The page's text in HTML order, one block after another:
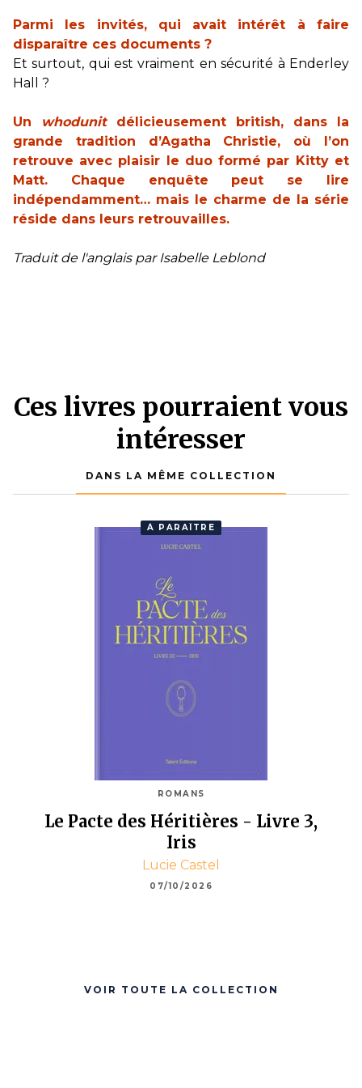
Parmi les invités, qui avait intérêt à faire
disparaître ces documents ?
Et surtout, qui est vraiment en sécurité à Enderley
Hall ?
Un whodunitdélicieusement british, dans la
grande tradition d’Agatha Christie, où l’on
retrouve avec plaisir le duo formé par Kitty et
Matt. Chaque enquête peut se lire
indépendamment… mais le charme de la série
réside dans leurs retrouvailles.
Traduit de l'anglais par Isabelle Leblond
Ces livres pourraient vous
intéresser
DANS LA MÊME COLLECTION
À PARAÎTRE
ROMANS
Le Pacte des Héritières - Livre 3,
Iris
Lucie Castel
07/10/2026
VOIR TOUTE LA COLLECTION